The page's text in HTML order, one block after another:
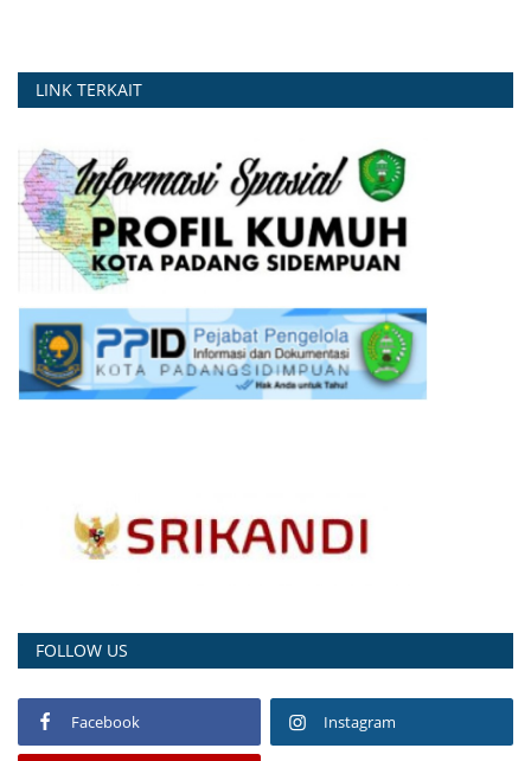
LINK TERKAIT
FOLLOW US
Facebook Instagram